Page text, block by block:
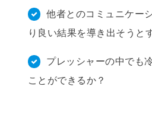
他者とのコミュニケー
り良い結果を導き出そうと
プレッシャーの中でも
ことができるか？